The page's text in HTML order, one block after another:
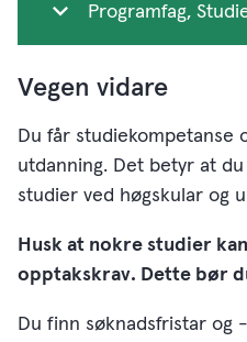
Programfag,
Vegen vidare
Du får studiekompetanse
utdanning. Det betyr at
studier ved høgskular og
Husk at nokre studier
opptakskrav. Dette bør
Du finn søknadsfristar og